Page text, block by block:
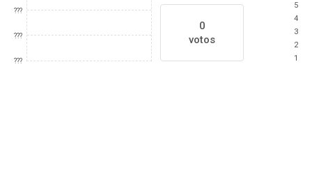
???
???
???
0
votos
5
4
3
2
1